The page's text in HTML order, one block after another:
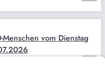
Menschen vom Dienstag